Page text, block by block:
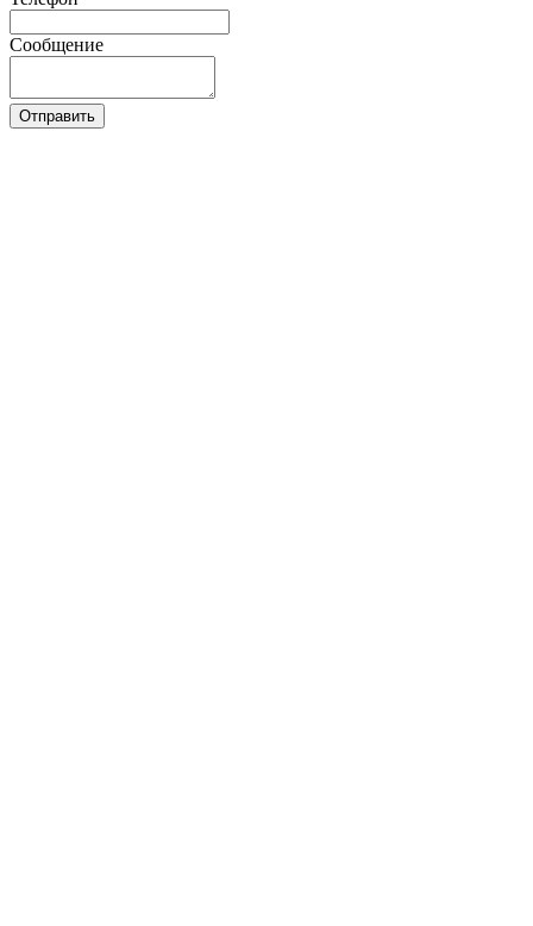
Сообщение
Отправить